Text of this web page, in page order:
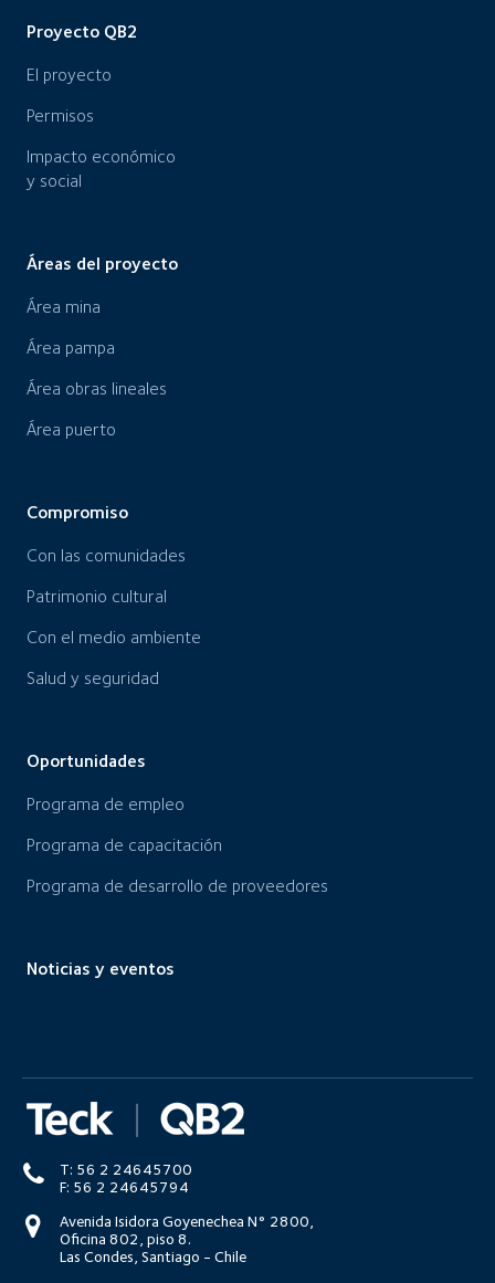
Proyecto QB2
El proyecto
Permisos
Impacto económico
y social
Áreas del proyecto
Área mina
Área pampa
Área obras lineales
Área puerto
Compromiso
Con las comunidades
Patrimonio cultural
Con el medio ambiente
Salud y seguridad
Oportunidades
Programa de empleo
Programa de capacitación
Programa de desarrollo de proveedores
Noticias y eventos
T: 56 2 24645700
F: 56 2 24645794
Avenida Isidora Goyenechea N° 2800,
Oficina 802, piso 8.
Las Condes, Santiago - Chile